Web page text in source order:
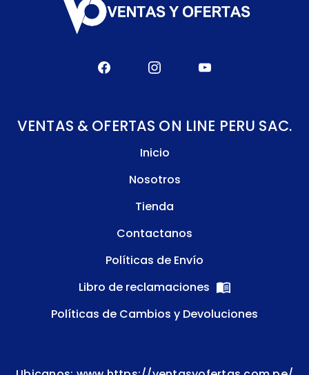
VENTAS & OFERTAS ON LINE PERU SAC.
Inicio
Nosotros
Tienda
Contactanos
Políticas de Envío
Libro de reclamaciones
Políticas de Cambios y Devoluciones